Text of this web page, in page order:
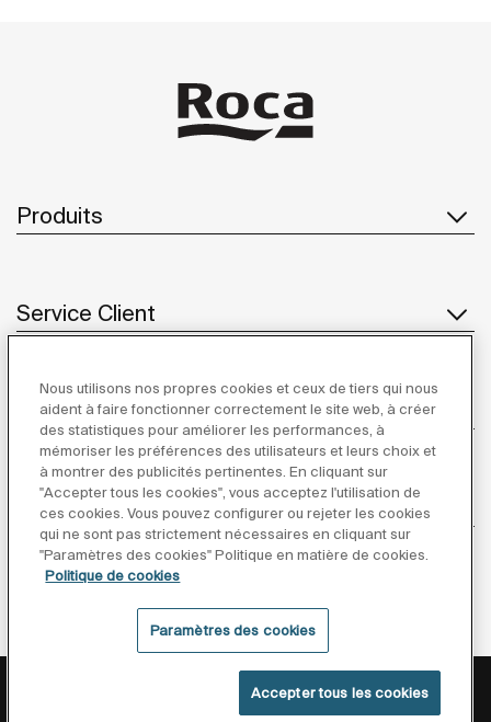
Produits
Service Client
À propos de Roca
Inspiration
Suivez-nous
Conditions générales de vente
Nous utilisons nos propres cookies et ceux de tiers qui nous
aident à faire fonctionner correctement le site web, à créer
des statistiques pour améliorer les performances, à
mémoriser les préférences des utilisateurs et leurs choix et
à montrer des publicités pertinentes. En cliquant sur
"Accepter tous les cookies", vous acceptez l'utilisation de
ces cookies. Vous pouvez configurer ou rejeter les cookies
qui ne sont pas strictement nécessaires en cliquant sur
"Paramètres des cookies" Politique en matière de cookies.
Politique de cookies
Paramètres des cookies
Accepter tous les cookies